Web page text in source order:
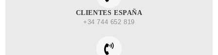
CLIENTES ESPAÑA
+34 744 652 819